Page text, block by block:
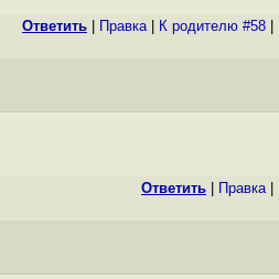
Ответить Правка| К родителю #58
Ответить Правка|